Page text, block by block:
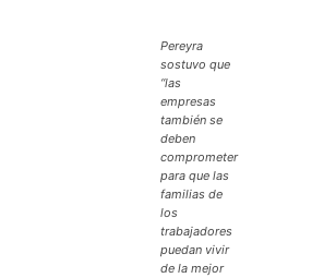
Pereyra
sostuvo que
“las
empresas
también se
deben
comprometer
para que las
familias de
los
trabajadores
puedan vivir
de la mejor